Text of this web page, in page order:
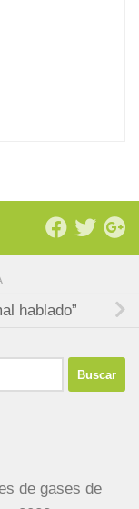
hablado”
de gases de